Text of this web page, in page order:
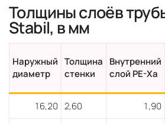
Толщины слоёв
Stabil, в мм
Наружный
диаметр
Толщина
стенки
Внутренний
слой PE-Xa
16,20 2,60 1,90